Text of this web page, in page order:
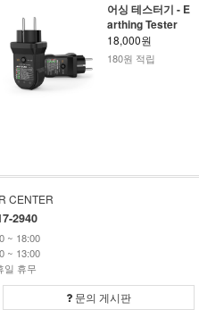
어싱 테스터기 - E
arthing Tester
18,000원
180원 적립
CENTER
2940
~ 18:00
~ 13:00
일 휴무
문의 게시판